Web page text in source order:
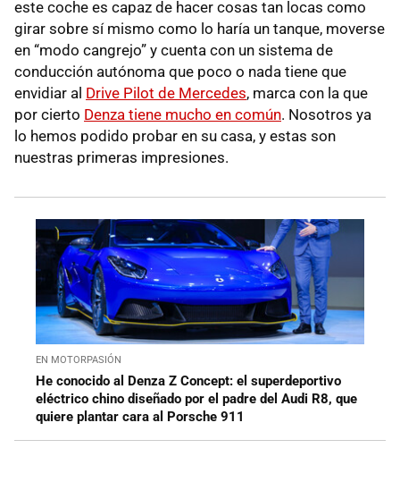
este coche es capaz de hacer cosas tan locas como
girar sobre sí mismo como lo haría un tanque, moverse
en “modo cangrejo” y cuenta con un sistema de
conducción autónoma que poco o nada tiene que
envidiar al Drive Pilot de Mercedes, marca con la que
por cierto Denza tiene mucho en común. Nosotros ya
lo hemos podido probar en su casa, y estas son
nuestras primeras impresiones.
EN MOTORPASIÓN
He conocido al Denza Z Concept: el superdeportivo
eléctrico chino diseñado por el padre del Audi R8, que
quiere plantar cara al Porsche 911